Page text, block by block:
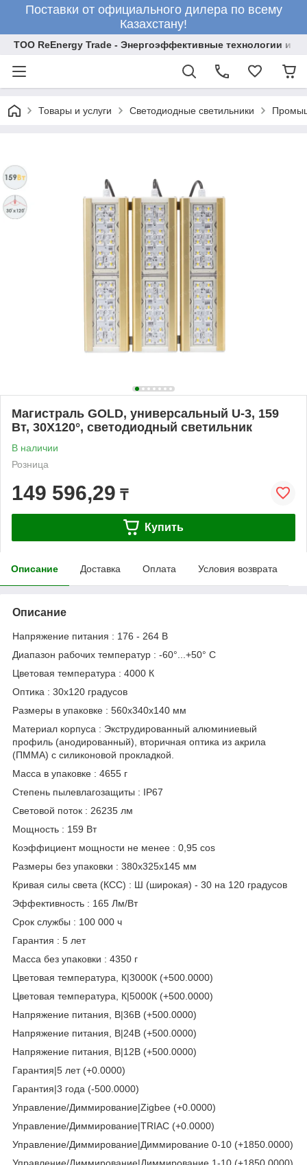
Поставки от официального дилера по всему
Казахстану!
ТОО ReEnergy Trade - Энергоэффективные технологии и
Товары и услуги Светодиодные светильники
Магистраль GOLD, универсальный U-3, 159
Вт, 30X120°, светодиодный светильник
В наличии
Розница
149 596,29 ₸
Купить
Описание Доставка Оплата Условия возврата
Описание
Напряжение питания : 176 - 264 В
Диапазон рабочих температур : -60°...+50° C
Цветовая температура : 4000 К
Оптика : 30х120 градусов
Размеры в упаковке : 560x340x140 мм
Материал корпуса : Экструдированный алюминиевый
профиль (анодированный), вторичная оптика из акрила
(ПММА) с силиконовой прокладкой.
Масса в упаковке : 4655 г
Степень пылевлагозащиты : IP67
Световой поток : 26235 лм
Мощность : 159 Вт
Коэффициент мощности не менее : 0,95 cos
Размеры без упаковки : 380x325x145 мм
Кривая силы света (КСС) : Ш (широкая) - 30 на 120 градусов
Эффективность : 165 Лм/Вт
Срок службы : 100 000 ч
Гарантия : 5 лет
Масса без упаковки : 4350 г
Цветовая температура, К|3000К (+500.0000)
Цветовая температура, К|5000К (+500.0000)
Напряжение питания, В|36В (+500.0000)
Напряжение питания, В|24В (+500.0000)
Напряжение питания, В|12В (+500.0000)
Гарантия|5 лет (+0.0000)
Гарантия|3 года (-500.0000)
Управление/Диммирование|Zigbee (+0.0000)
Управление/Диммирование|TRIAC (+0.0000)
Управление/Диммирование|Диммирование 0-10 (+1850.0000)
Управление/Диммирование|Диммирование 1-10 (+1850.0000)